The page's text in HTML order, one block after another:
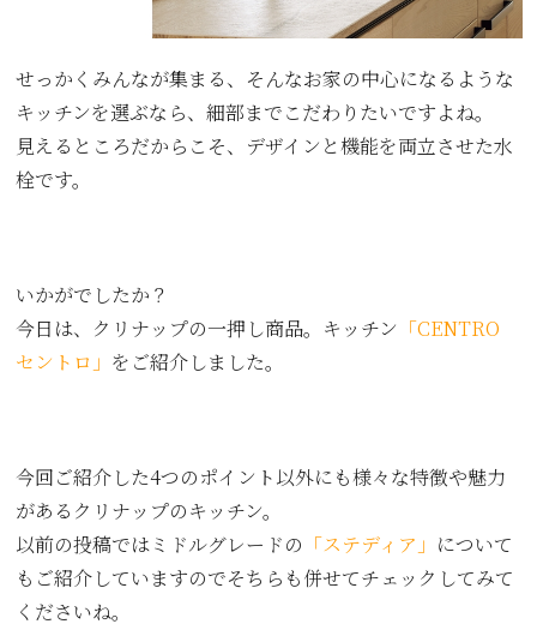
せっかくみんなが集まる、そんなお家の中心になるような
キッチンを選ぶなら、細部までこだわりたいですよね。
見えるところだからこそ、デザインと機能を両立させた水
栓です。
いかがでしたか？
今日は、クリナップの一押し商品。キッチン 「CENTRO
セントロ」 をご紹介しました。
今回ご紹介した4つのポイント以外にも様々な特徴や魅力
があるクリナップのキッチン。
以前の投稿ではミドルグレードの 「ステディア」 について
もご紹介していますのでそちらも併せてチェックしてみて
くださいね。